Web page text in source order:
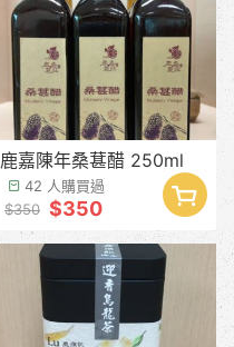
鹿嘉陳年桑葚醋 250ml
42 人購買過
$350 $350